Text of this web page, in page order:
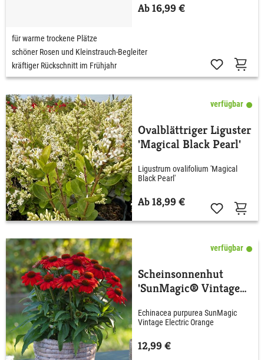
Ab 16,99 €
für warme trockene Plätze
schöner Rosen und Kleinstrauch-Begleiter
kräftiger Rückschnitt im Frühjahr
verfügbar
Ovalblättriger Liguster
'Magical Black Pearl'
Ligustrum ovalifolium 'Magical
Black Pearl'
Ab 18,99 €
verfügbar
Scheinsonnenhut
'SunMagic® Vintage
Echinacea purpurea SunMagic
Vintage Electric Orange
12,99 €